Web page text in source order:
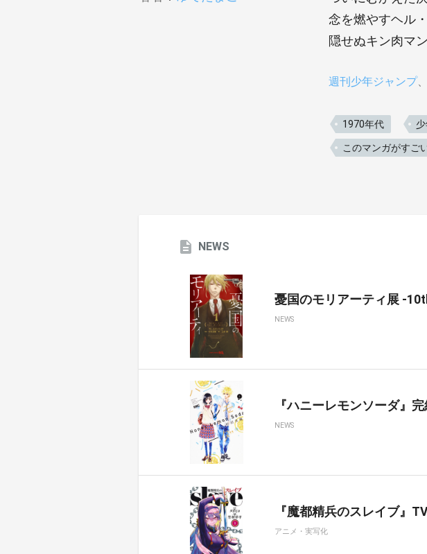
念を燃やすヘル
隠せぬキン肉マ
週刊少年ジャンプ
1970年代
このマンガがすご
NEWS
憂国のモリアーティ展 -
NEWS
『ハニーレモンソーダ』
NEWS
『魔都精兵のスレイブ』
アニメ・実写化